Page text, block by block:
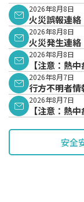
2026年8月8日
火災誤報連絡
2026年8月8日
火災発生連絡
2026年8月8日
【注意：熱
表されていま
2026年8月7日
行方不明者
2026年8月7日
【注意：熱
安全